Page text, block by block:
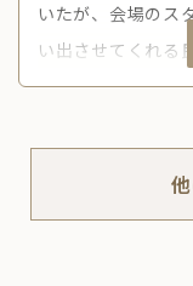
いたが、会場のス
い出させてくれる